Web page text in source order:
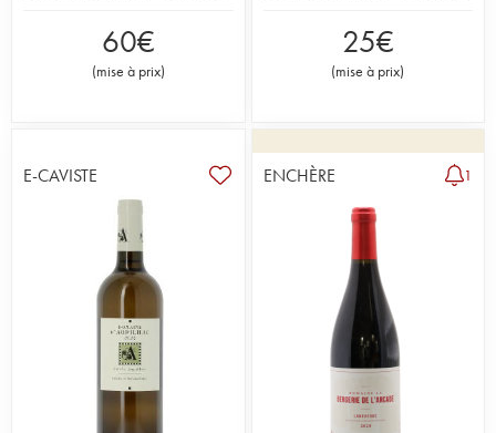
60€
(mise à prix)
25€
(mise à prix)
E-CAVISTE ENCHÈRE 1